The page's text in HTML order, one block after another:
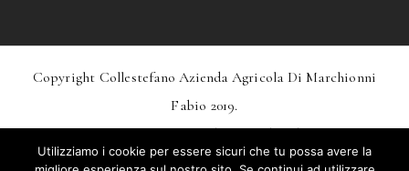
Copyright Collestefano Azienda Agricola Di Marchionni
Fabio 2019.
DesignMarkDesignStudio.itAndWebtoo.it
Privacy – Condizioni Generali Di Vendita
Utilizziamo i cookie per essere sicuri che tu possa avere la